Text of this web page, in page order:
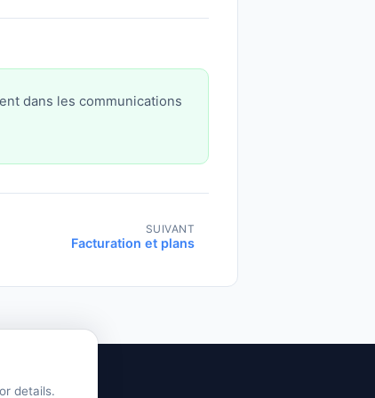
dans les communications
SUIVANT
Facturation et plans
details.